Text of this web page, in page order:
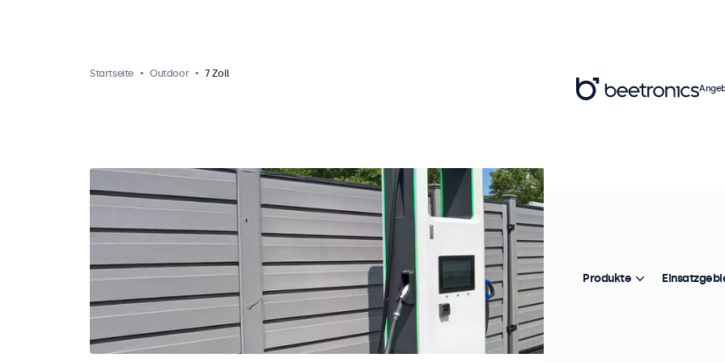
Startseite Outdoor 7 Zoll
Produkte